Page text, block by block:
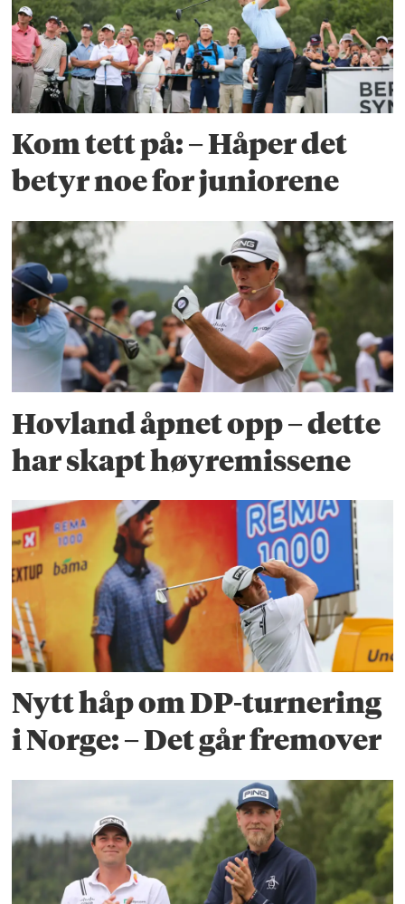
Kom tett på: – Håper det
betyr noe for juniorene
Hovland åpnet opp – dette
har skapt høyremissene
Nytt håp om DP-turnering
i Norge: – Det går fremover